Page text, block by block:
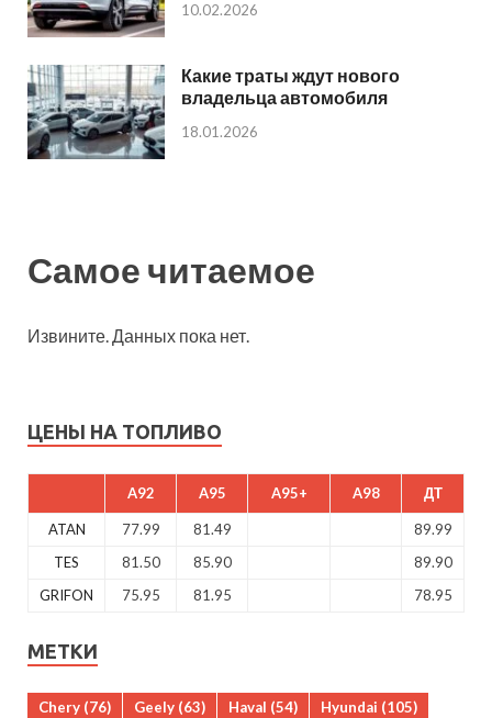
10.02.2026
Какие траты ждут нового
владельца автомобиля
18.01.2026
Самое читаемое
Извините. Данных пока нет.
ЦЕНЫ НА ТОПЛИВО
A92 A95 A95+ A98 ДТ
ATAN 77.99 81.49
89.99
TES
81.50 85.90
89.90
GRIFON
75.95 81.95 78.95
МЕТКИ
Chery (76) Geely (63) Haval (54) Hyundai (105)